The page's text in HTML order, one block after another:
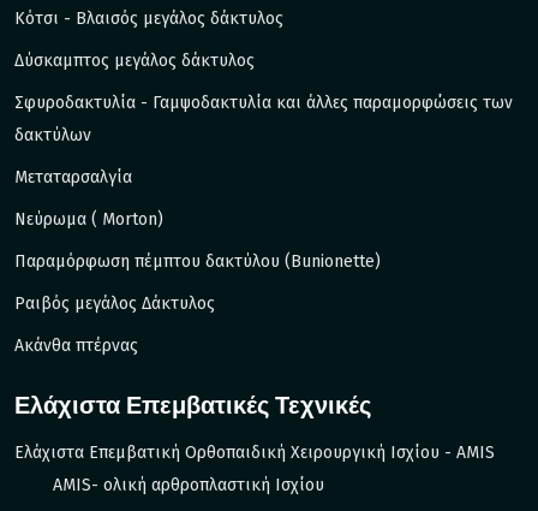
Kότσι - Βλαισός μεγάλος δάκτυλος
Δύσκαμπτος μεγάλος δάκτυλος
Σφυροδακτυλία - Γαμψοδακτυλία και άλλες παραμορφώσεις των
δακτύλων
Μεταταρσαλγία
Νεύρωμα ( Morton)
Παραμόρφωση πέμπτου δακτύλου (Bunionette)
Ραιβός μεγάλος Δάκτυλος
Ακάνθα πτέρνας
Ελάχιστα Επεμβατικές Τεχνικές
Ελάχιστα Επεμβατική Ορθοπαιδική Χειρουργική Ισχίου - AMIS
AMIS- ολική αρθροπλαστική Ισχίου